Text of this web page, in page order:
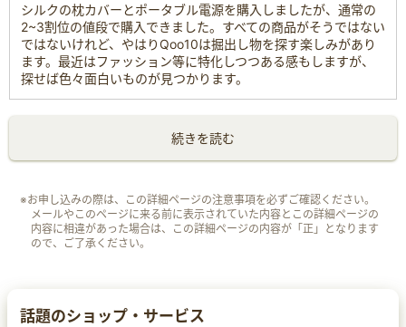
シルクの枕カバーとポータブル電源を購入しましたが、通常の
2~3割位の値段で購入できました。すべての商品がそうではない
ではないけれど、やはりQoo10は掘出し物を探す楽しみがあり
ます。最近はファッション等に特化しつつある感もしますが、
探せば色々面白いものが見つかります。
続きを読む
※お申し込みの際は、この詳細ページの注意事項を必ずご確認ください。
メールやこのページに来る前に表示されていた内容とこの詳細ページの
内容に相違があった場合は、この詳細ページの内容が「正」となります
ので、ご了承ください。
話題のショップ・サービス